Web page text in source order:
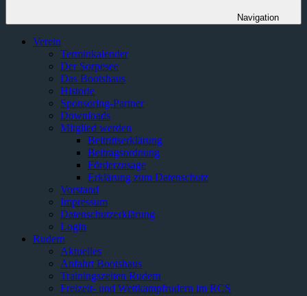
Navigation
Verein
Terminkalender
Der Sorpesee
Das Bootshaus
Historie
Sponsoring-Partner
Downloads
Mitglied werden
Beitrittserklärung
Beitragsordnung
Förderzusage
Erklärung zum Datenschutz
Vorstand
Impressum
Datenschutzerklärung
Login
Rudern
Aktuelles
Anfahrt Bootshaus
Trainingszeiten Rudern
Freizeit- und Wettkampfrudern im RCS